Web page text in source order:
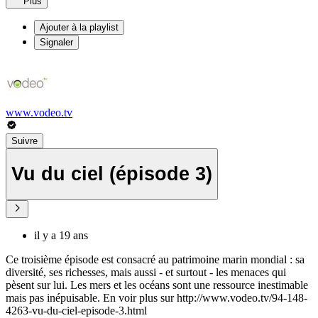
Ajouter à la playlist
Signaler
www.vodeo.tv
Suivre
Vu du ciel (épisode 3)
il y a 19 ans
Ce troisième épisode est consacré au patrimoine marin mondial : sa
diversité, ses richesses, mais aussi - et surtout - les menaces qui
pèsent sur lui. Les mers et les océans sont une ressource inestimable
mais pas inépuisable. En voir plus sur http://www.vodeo.tv/94-148-
4263-vu-du-ciel-episode-3.html